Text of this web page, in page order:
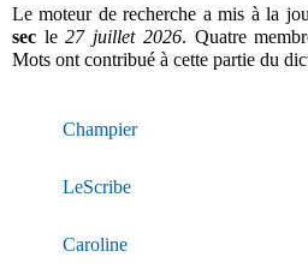
Le moteur de recherche a mis à la
sec le27 juillet 2026. Quatre
Mots ont contribué à cette partie du
Champier
LeScribe
Caroline